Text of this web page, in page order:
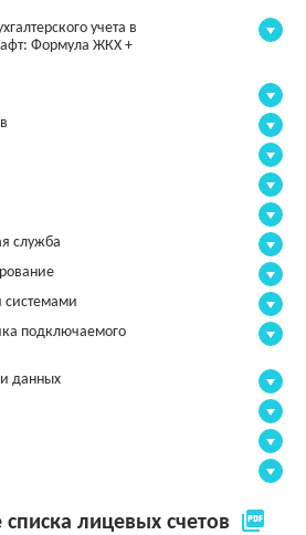
учета в
Формула ЖКХ +
служба
системами
подключаемого
данных
лицевых счетов picture_as_pdf